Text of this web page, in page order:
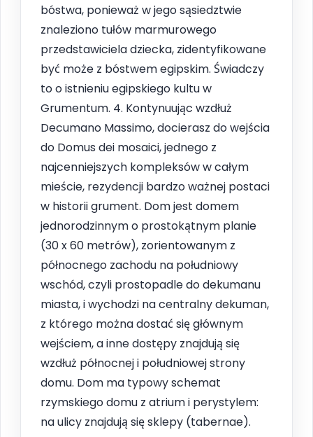
bóstwa, ponieważ w jego sąsiedztwie
znaleziono tułów marmurowego
przedstawiciela dziecka, zidentyfikowane
być może z bóstwem egipskim. Świadczy
to o istnieniu egipskiego kultu w
Grumentum. 4. Kontynuując wzdłuż
Decumano Massimo, docierasz do wejścia
do Domus dei mosaici, jednego z
najcenniejszych kompleksów w całym
mieście, rezydencji bardzo ważnej postaci
w historii grument. Dom jest domem
jednorodzinnym o prostokątnym planie
(30 x 60 metrów), zorientowanym z
północnego zachodu na południowy
wschód, czyli prostopadle do dekumanu
miasta, i wychodzi na centralny dekuman,
z którego można dostać się głównym
wejściem, a inne dostępy znajdują się
wzdłuż północnej i południowej strony
domu. Dom ma typowy schemat
rzymskiego domu z atrium i perystylem:
na ulicy znajdują się sklepy (tabernae).